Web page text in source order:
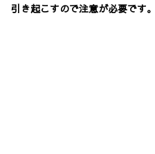
引き起こすので注意が必要です。